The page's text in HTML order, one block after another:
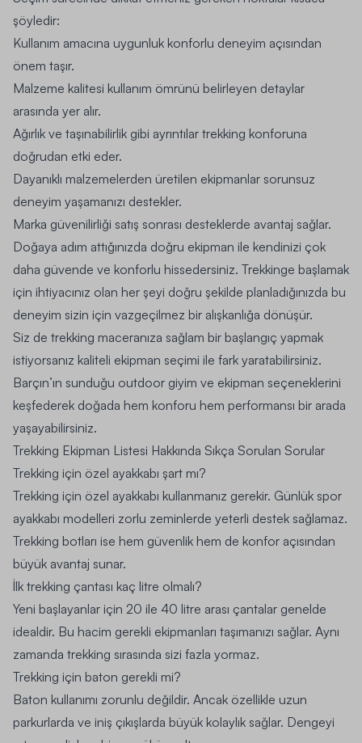
şöyledir:
Kullanım amacına uygunluk konforlu deneyim açısından
önem taşır.
Malzeme kalitesi kullanım ömrünü belirleyen detaylar
arasında yer alır.
Ağırlık ve taşınabilirlik gibi ayrıntılar trekking konforuna
doğrudan etki eder.
Dayanıklı malzemelerden üretilen ekipmanlar sorunsuz
deneyim yaşamanızı destekler.
Marka güvenilirliği satış sonrası desteklerde avantaj sağlar.
Doğaya adım attığınızda doğru ekipman ile kendinizi çok
daha güvende ve konforlu hissedersiniz. Trekkinge başlamak
için ihtiyacınız olan her şeyi doğru şekilde planladığınızda bu
deneyim sizin için vazgeçilmez bir alışkanlığa dönüşür.
Siz de trekking maceranıza sağlam bir başlangıç yapmak
istiyorsanız kaliteli ekipman seçimi ile fark yaratabilirsiniz.
Barçın’ın sunduğu outdoor giyim ve ekipman seçeneklerini
keşfederek doğada hem konforu hem performansı bir arada
yaşayabilirsiniz.
Trekking Ekipman Listesi Hakkında Sıkça Sorulan Sorular
Trekking için özel ayakkabı şart mı?
Trekking için özel ayakkabı kullanmanız gerekir. Günlük spor
ayakkabı modelleri zorlu zeminlerde yeterli destek sağlamaz.
Trekking botları ise hem güvenlik hem de konfor açısından
büyük avantaj sunar.
İlk trekking çantası kaç litre olmalı?
Yeni başlayanlar için 20 ile 40 litre arası çantalar genelde
idealdir. Bu hacim gerekli ekipmanları taşımanızı sağlar. Aynı
zamanda trekking sırasında sizi fazla yormaz.
Trekking için baton gerekli mi?
Baton kullanımı zorunlu değildir. Ancak özellikle uzun
parkurlarda ve iniş çıkışlarda büyük kolaylık sağlar. Dengeyi